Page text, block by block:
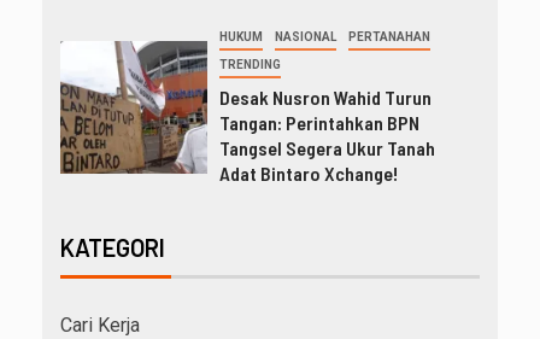
HUKUM NASIONAL PERTANAHAN
TRENDING
Desak Nusron Wahid Turun
Tangan: Perintahkan BPN
Tangsel Segera Ukur Tanah
Adat Bintaro Xchange!
KATEGORI
Cari Kerja